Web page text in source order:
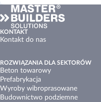
KONTAKT
Kontakt do nas
ROZWIĄZANIA DLA SEKTORÓW
Beton towarowy
Prefabrykacja
Wyroby wibroprasowane
Budownictwo podziemne